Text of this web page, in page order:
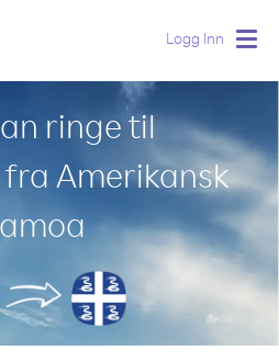
Logg Inn
ringe til
Amerikansk